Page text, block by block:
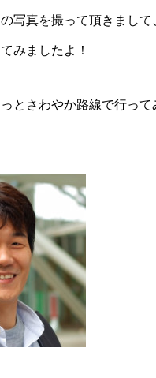
写真を撮って頂きまして
みましたよ！
とさわやか路線で行って